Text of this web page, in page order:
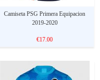
Camiseta PSG Primera Equipacion
2019-2020
€17.00